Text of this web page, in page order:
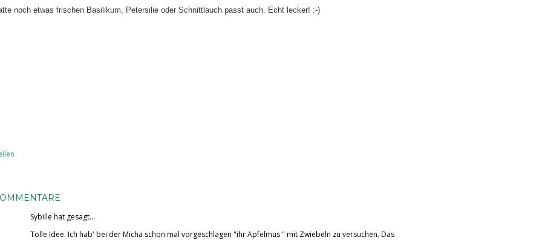
noch etwas frischen Basilikum, Petersilie oder Schnittlauch passt auch. Echt lecker! :-)
Sybille hat gesagt…
Tolle Idee. Ich hab' bei der Micha schon mal vorgeschlagen "ihr Apfelmus " mit Zwiebeln zu versuchen. Das